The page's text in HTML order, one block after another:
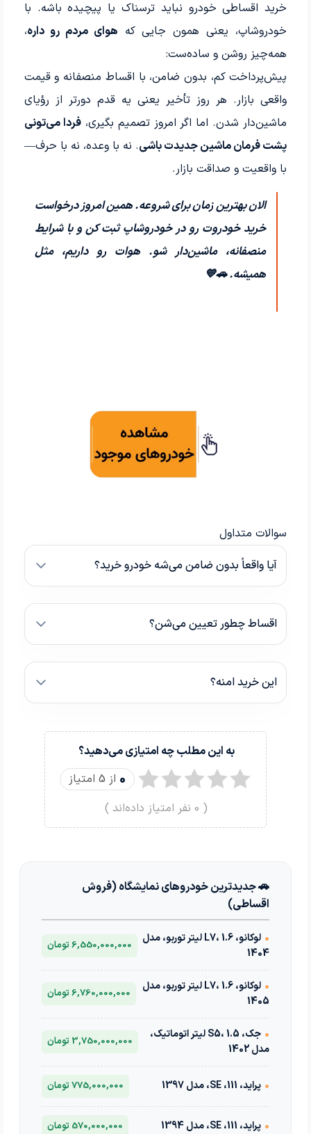
خرید اقساطی خودرو نباید ترسناک یا پیچیده باشه. با
خودروشاپ، یعنی همون جایی که هوای مردم رو داره،
همه‌چیز روشن و ساده‌ست:
پیش‌پرداخت کم، بدون ضامن، با اقساط منصفانه و قیمت
واقعی بازار. هر روز تأخیر یعنی یه قدم دورتر از رؤیای
ماشین‌دار شدن. اما اگر امروز تصمیم بگیری،فردا می‌تونی
پشت فرمان ماشین جدیدت باشی. نه با وعده، نه با حرف—
با واقعیت و صداقت بازار.
الان بهترین زمان برای شروعه. همین امروز درخواست
خرید خودروت رو در خودروشاپ ثبت کن و با شرایط
منصفانه، ماشین‌دار شو. هوات رو داریم، مثل
همیشه. 🚗💙
سوالات متداول
آیا واقعاً بدون ضامن می‌شه خودرو خرید؟
اقساط چطور تعیین می‌شن؟
این خرید امنه؟
به این مطلب چه امتیازی می‌دهید؟
0 از 5 امتیاز
(
0 نفر امتیاز داده‌اند )
🚗 جدیدترین خودروهای نمایشگاه (فروش
اقساطی)
•
لوکانو، L7، 1.6 لیتر توربو، مدل
1404
6,550,000,000 تومان
•
لوکانو، L7، 1.6 لیتر توربو، مدل
1405
6,760,000,000 تومان
•
جک، S5، 1.5 لیتر اتوماتیک،
مدل 1402
3,750,000,000 تومان
• پراید، 111، SE، مدل 1397 775,000,000 تومان
• پراید، 111، SE، مدل 1394 570,000,000 تومان